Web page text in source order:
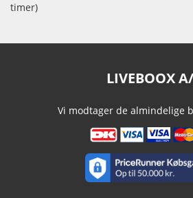
timer)
LIVEBOOX
Vi modtager de almindelige